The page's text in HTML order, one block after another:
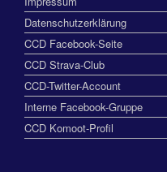
Datenschutzerklärung
CCD Facebook-Seite
CCD Strava-Club
CCD-Twitter-Account
Interne Facebook-Gruppe
CCD Komoot-Profil